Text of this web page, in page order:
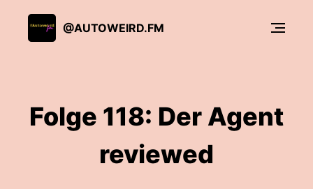
@AUTOWEIRD.FM
Folge 118: Der Agent
reviewed